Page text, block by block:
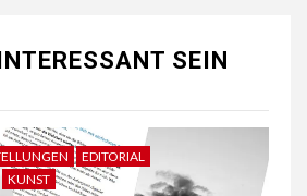
SEIN
EDITORIAL
KUNST